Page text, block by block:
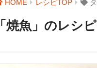
HOME レシピTOP
「焼魚」のレシ